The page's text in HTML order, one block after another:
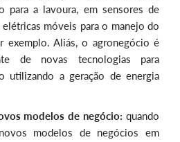
para a lavoura, em sensores de
móveis para o manejo do
exemplo. Aliás, o agronegócio é
de novas tecnologias para
utilizando a geração de energia
modelos de negócio: quando
modelos de negócios em